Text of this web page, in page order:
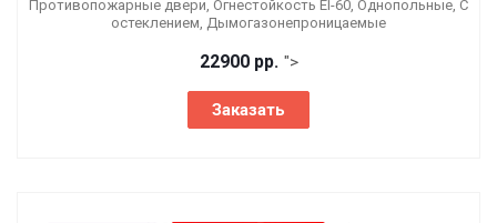
Противопожарные двери, Огнестойкость EI-60, Однопольные, С
остеклением, Дымогазонепроницаемые
22900 рр. ">
Заказать